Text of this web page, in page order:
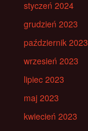
styczeń 2024
grudzień 2023
październik 2023
wrzesień 2023
lipiec 2023
maj 2023
kwiecień 2023